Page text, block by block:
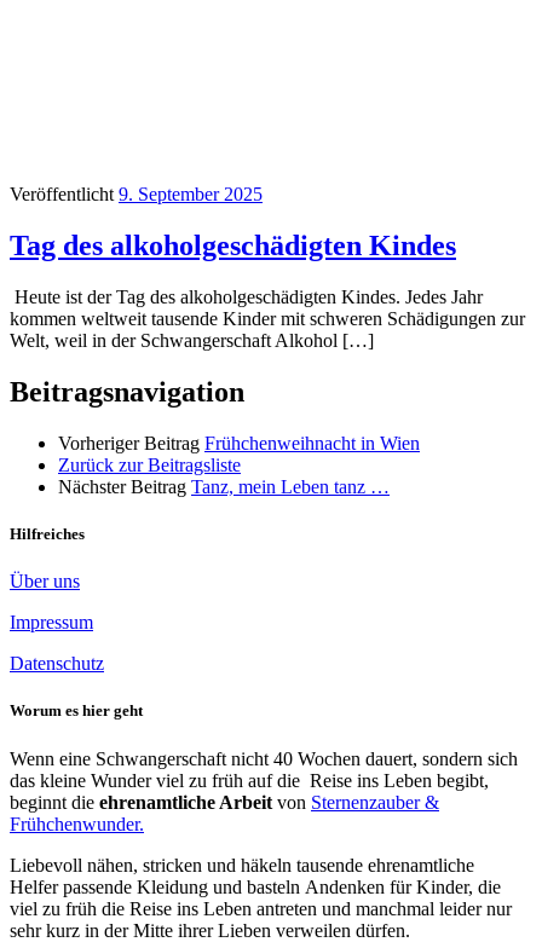
Veröffentlicht 9. September 2025
Tag des alkoholgeschädigten Kindes
Heute ist der Tag des alkoholgeschädigten Kindes. Jedes Jahr
kommen weltweit tausende Kinder mit schweren Schädigungen zur
Welt, weil in der Schwangerschaft Alkohol […]
Beitragsnavigation
Vorheriger Beitrag Frühchenweihnacht in Wien
Zurück zur Beitragsliste
Nächster Beitrag Tanz, mein Leben tanz …
Hilfreiches
Über uns
Impressum
Datenschutz
Worum es hier geht
Wenn eine Schwangerschaft nicht 40 Wochen dauert, sondern sich
das kleine Wunder viel zu früh auf die Reise ins Leben begibt,
beginnt die ehrenamtliche Arbeit von Sternenzauber &
Frühchenwunder.
Liebevoll nähen, stricken und häkeln tausende ehrenamtliche
Helfer passende Kleidung und basteln Andenken für Kinder, die
viel zu früh die Reise ins Leben antreten und manchmal leider nur
sehr kurz in der Mitte ihrer Lieben verweilen dürfen.